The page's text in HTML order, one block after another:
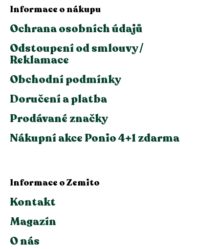
Informace o nákupu
Ochrana osobních údajů
Odstoupení od smlouvy /
Reklamace
Obchodní podmínky
Doručení a platba
Prodávané značky
Nákupní akce Ponio 4+1 zdarma
Informace o Zemito
Kontakt
Magazín
O nás